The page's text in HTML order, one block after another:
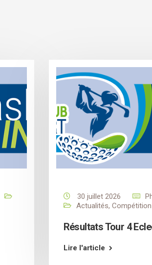
30 juillet 2026
Actualités,
Résultats Tour 4
Lire l'article